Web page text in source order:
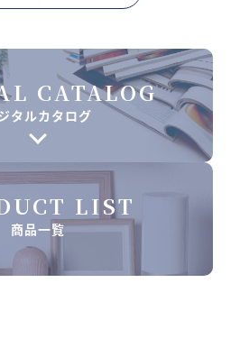
CATALOG
タルカタログ
LIST
商品一覧